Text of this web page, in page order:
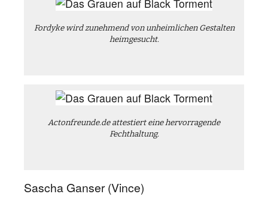
Fordyke wird zunehmend von unheimlichen Gestalten
heimgesucht.
Actonfreunde.de attestiert eine hervorragende
Fechthaltung.
Sascha Ganser (Vince)